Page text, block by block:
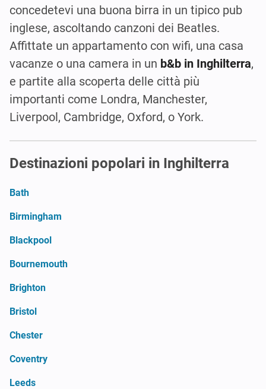
concedetevi una buona birra in un tipico pub
inglese, ascoltando canzoni dei Beatles.
Affittate un appartamento con wifi, una casa
vacanze o una camera in un b&b in Inghilterra,
e partite alla scoperta delle città più
importanti come Londra, Manchester,
Liverpool, Cambridge, Oxford, o York.
Destinazioni popolari in Inghilterra
Bath
Birmingham
Blackpool
Bournemouth
Brighton
Bristol
Chester
Coventry
Leeds